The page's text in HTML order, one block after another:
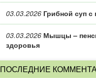
03.03.2026 Грибной суп с
03.03.2026 Мышцы –
здоровья
ПОСЛЕДНИЕ